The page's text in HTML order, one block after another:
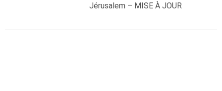
Jérusalem – MISE À JOUR